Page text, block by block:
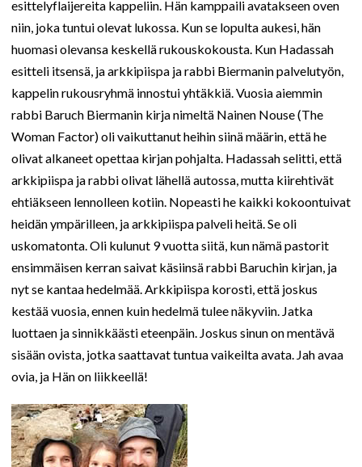
esittelyflaijereita kappeliin. Hän kamppaili avatakseen oven
niin, joka tuntui olevat lukossa. Kun se lopulta aukesi, hän
huomasi olevansa keskellä rukouskokousta. Kun Hadassah
esitteli itsensä, ja arkkipiispa ja rabbi Biermanin palvelutyön,
kappelin rukousryhmä innostui yhtäkkiä. Vuosia aiemmin
rabbi Baruch Biermanin kirja nimeltä Nainen Nouse (The
Woman Factor) oli vaikuttanut heihin siinä määrin, että he
olivat alkaneet opettaa kirjan pohjalta. Hadassah selitti, että
arkkipiispa ja rabbi olivat lähellä autossa, mutta kiirehtivät
ehtiäkseen lennolleen kotiin. Nopeasti he kaikki kokoontuivat
heidän ympärilleen, ja arkkipiispa palveli heitä. Se oli
uskomatonta. Oli kulunut 9 vuotta siitä, kun nämä pastorit
ensimmäisen kerran saivat käsiinsä rabbi Baruchin kirjan, ja
nyt se kantaa hedelmää. Arkkipiispa korosti, että joskus
kestää vuosia, ennen kuin hedelmä tulee näkyviin. Jatka
luottaen ja sinnikkäästi eteenpäin. Joskus sinun on mentävä
sisään ovista, jotka saattavat tuntua vaikeilta avata. Jah avaa
ovia, ja Hän on liikkeellä!